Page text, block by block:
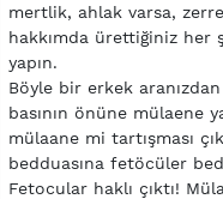
mertlik, ahlak varsa,
hakkımda ürettiğiniz her
yapın.
Böyle bir erkek
basının önüne mülaene
mülaane mi tartışması
bedduasına fetöcüler
Fetocular haklı çıktı!